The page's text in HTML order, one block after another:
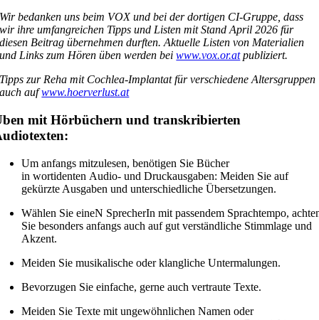
Wir bedanken uns beim VOX und bei der dortigen CI-Gruppe, dass
wir ihre umfangreichen Tipps und Listen mit Stand April 2026 für
diesen Beitrag übernehmen durften. Aktuelle Listen von Materialien
und Links zum Hören üben werden beiwww.vox.or.atpubliziert.
Tipps zur Reha mit Cochlea-Implantat für verschiedene Altersgruppen
auch aufwww.hoerverlust.at
mit Hörbüchern und transkribierten
Um anfangs mitzulesen, benötigen Sie Bücher
in wortidenten Audio- und Druckausgaben: Meiden Sie auf
gekürzte Ausgaben und unterschiedliche Übersetzungen.
Wählen Sie eineN SprecherIn mit passendem Sprachtempo,
Sie besonders anfangs auch auf gut verständliche Stimmlage und
Akzent.
Meiden Sie musikalische oder klangliche Untermalungen.
Bevorzugen Sie einfache, gerne auch vertraute Texte.
Meiden Sie Texte mit ungewöhnlichen Namen oder